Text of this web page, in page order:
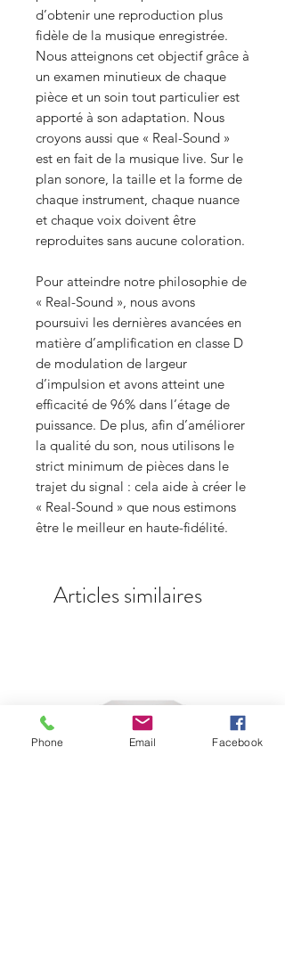
d’obtenir une reproduction plus
fidèle de la musique enregistrée.
Nous atteignons cet objectif grâce à
un examen minutieux de chaque
pièce et un soin tout particulier est
apporté à son adaptation. Nous
croyons aussi que « Real-Sound »
est en fait de la musique live. Sur le
plan sonore, la taille et la forme de
chaque instrument, chaque nuance
et chaque voix doivent être
reproduites sans aucune coloration.
Pour atteindre notre philosophie de
« Real-Sound », nous avons
poursuivi les dernières avancées en
matière d’amplification en classe D
de modulation de largeur
d’impulsion et avons atteint une
efficacité de 96% dans l’étage de
puissance. De plus, afin d’améliorer
la qualité du son, nous utilisons le
strict minimum de pièces dans le
trajet du signal : cela aide à créer le
« Real-Sound » que nous estimons
être le meilleur en haute-fidélité.
Articles similaires
Phone Email Facebook